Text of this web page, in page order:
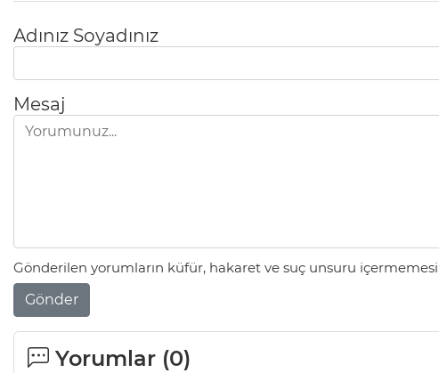
Adınız Soyadınız
Mesaj
Gönderilen yorumların küfür, hakaret ve suç unsuru içermemesi
Gönder
Yorumlar (0)